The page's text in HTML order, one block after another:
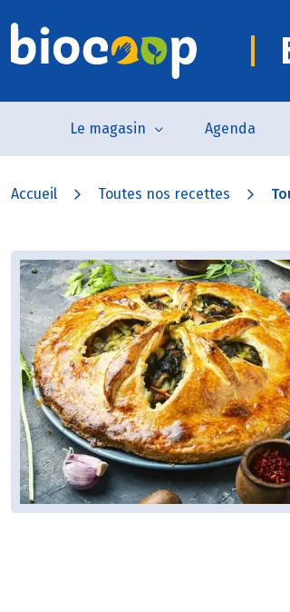
Le magasin Agenda
Accueil Toutes nos recettes